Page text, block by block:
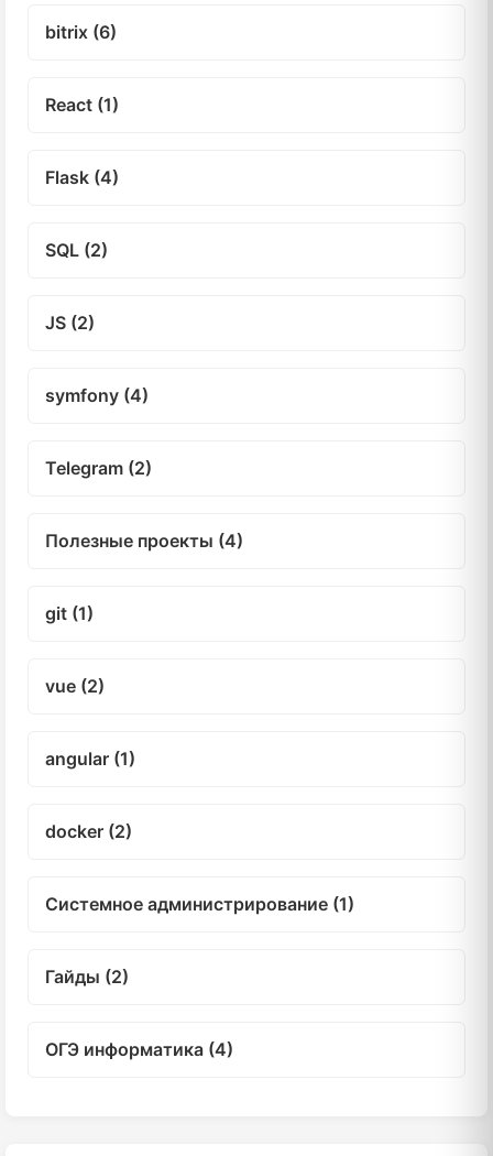
bitrix (6)
React (1)
Flask (4)
SQL (2)
JS (2)
symfony (4)
Telegram (2)
Полезные проекты (4)
git (1)
vue (2)
angular (1)
docker (2)
Системное администрирование (1)
Гайды (2)
ОГЭ информатика (4)